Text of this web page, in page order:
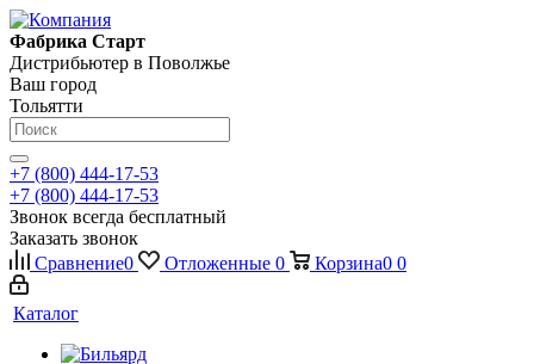
Фабрика Старт
Дистрибьютер в Поволжье
Ваш город
Тольятти
+7 (800) 444-17-53
+7 (800) 444-17-53
Звонок всегда бесплатный
Заказать звонок
Сравнение0 Отложенные 0 Корзина0 0
Каталог